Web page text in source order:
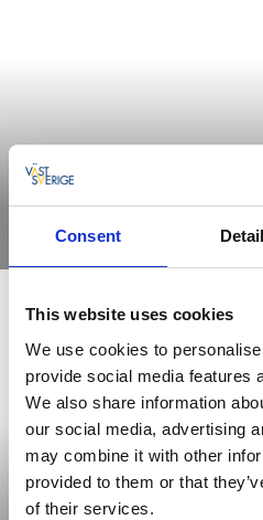
Consent
This website uses cookies
We use cookies to
provide social media features
We also share information
our social media, advertising
may combine it with other
provided to them or that
of their services.
Paddla kajak i
Läs mer